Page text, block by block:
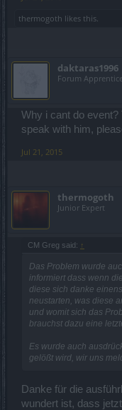
thermogoth likes this.
daktaras1996
Forum Apprentice
Why i cant do
speak with him,
Jul 21, 2015
thermogoth
Junior Expert
CM Greg said: ↑
Das Problem wurde
informiert dass wenn
diese sich danke
neustarten, was diese
und womit sich das
brauchst dazu eine
Es wurde auch
gelößt wird, wir uns
Danke für die
wundert ist, dass